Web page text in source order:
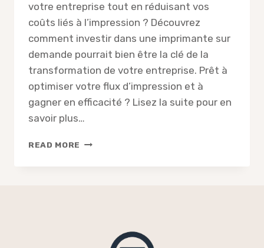
votre entreprise tout en réduisant vos
coûts liés à l’impression ? Découvrez
comment investir dans une imprimante sur
demande pourrait bien être la clé de la
transformation de votre entreprise. Prêt à
optimiser votre flux d’impression et à
gagner en efficacité ? Lisez la suite pour en
savoir plus…
READ MORE POURQUOI
TRANSFORMER